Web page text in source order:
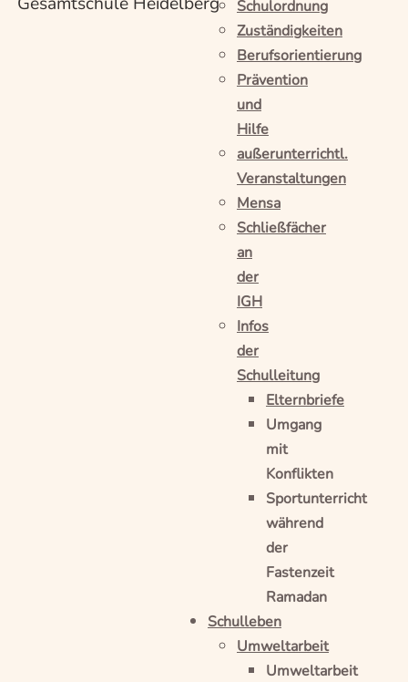
Schulordnung
Zuständigkeiten
Berufsorientierung
Prävention
und
Hilfe
außerunterrichtl.
Veranstaltungen
Mensa
Schließfächer
an
der
IGH
Infos
der
Schulleitung
Elternbriefe
Umgang
mit
Konflikten
Sportunterricht
während
der
Fastenzeit
Ramadan
Schulleben
Umweltarbeit
Umweltarbeit